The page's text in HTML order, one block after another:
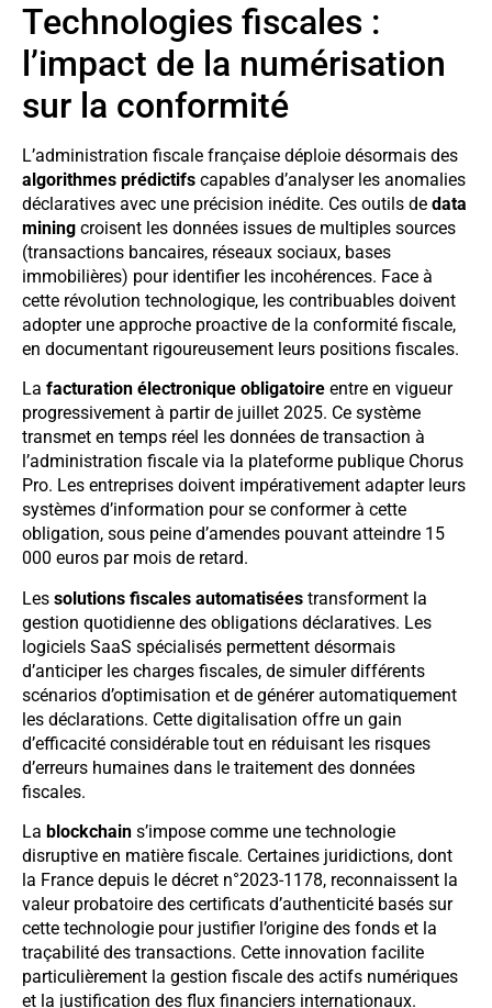
Technologies fiscales :
l’impact de la numérisation
sur la conformité
L’administration fiscale française déploie désormais des
algorithmes prédictifs capables d’analyser les anomalies
déclaratives avec une précision inédite. Ces outils de data
mining croisent les données issues de multiples sources
(transactions bancaires, réseaux sociaux, bases
immobilières) pour identifier les incohérences. Face à
cette révolution technologique, les contribuables doivent
adopter une approche proactive de la conformité fiscale,
en documentant rigoureusement leurs positions fiscales.
La facturation électronique obligatoire entre en vigueur
progressivement à partir de juillet 2025. Ce système
transmet en temps réel les données de transaction à
l’administration fiscale via la plateforme publique Chorus
Pro. Les entreprises doivent impérativement adapter leurs
systèmes d’information pour se conformer à cette
obligation, sous peine d’amendes pouvant atteindre 15
000 euros par mois de retard.
Les solutions fiscales automatisées transforment la
gestion quotidienne des obligations déclaratives. Les
logiciels SaaS spécialisés permettent désormais
d’anticiper les charges fiscales, de simuler différents
scénarios d’optimisation et de générer automatiquement
les déclarations. Cette digitalisation offre un gain
d’efficacité considérable tout en réduisant les risques
d’erreurs humaines dans le traitement des données
fiscales.
La blockchain s’impose comme une technologie
disruptive en matière fiscale. Certaines juridictions, dont
la France depuis le décret n°2023-1178, reconnaissent la
valeur probatoire des certificats d’authenticité basés sur
cette technologie pour justifier l’origine des fonds et la
traçabilité des transactions. Cette innovation facilite
particulièrement la gestion fiscale des actifs numériques
et la justification des flux financiers internationaux.